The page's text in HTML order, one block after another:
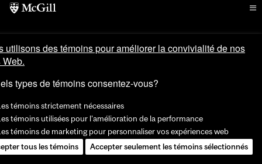
utilisons des témoins pour améliorer la convivialité de nos
types de témoins consentez-vous?
témoins strictement nécessaires
témoins utilisées pour l'amélioration de la performance
témoins de marketing pour personnaliser vos expériences web
tous les témoins
Accepter seulement les témoins sélectionnés